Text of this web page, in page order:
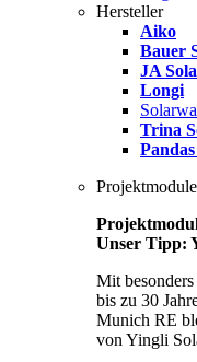
Hersteller
Aiko
Bauer
JA
Longi
Trina
Projektmodule
Unser Tipp:
Mit
bis zu 30
Munich RE
von Yingli